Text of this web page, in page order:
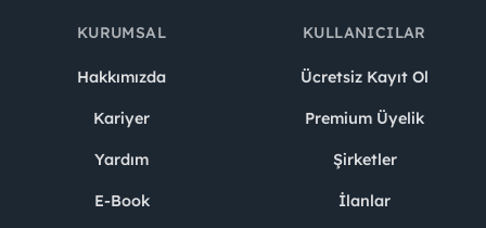
KURUMSAL
Hakkımızda
Kariyer
Yardım
E-Book
KULLANICILAR
Ücretsiz Kayıt Ol
Premium Üyelik
Şirketler
İlanlar